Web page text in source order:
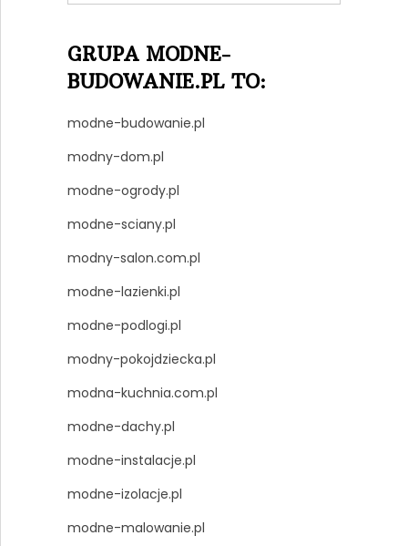
GRUPA MODNE-
BUDOWANIE.PL TO:
modne-budowanie.pl
modny-dom.pl
modne-ogrody.pl
modne-sciany.pl
modny-salon.com.pl
modne-lazienki.pl
modne-podlogi.pl
modny-pokojdziecka.pl
modna-kuchnia.com.pl
modne-dachy.pl
modne-instalacje.pl
modne-izolacje.pl
modne-malowanie.pl